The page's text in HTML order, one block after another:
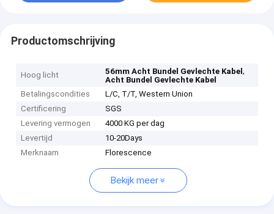
Productomschrijving
Hoog licht 56mm Acht Bundel Gevlechte Kabel,
Acht Bundel Gevlechte Kabel
Betalingscondities
L/C, T/T, Western Union
Certificering
SGS
Levering vermogen
4000 KG per dag
Levertijd
10-20Days
Merknaam
Florescence
Bekijk meer